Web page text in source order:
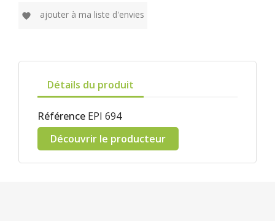
favorite ajouter à ma liste d'envies
Détails du produit
Référence EPI 694
Découvrir le producteur